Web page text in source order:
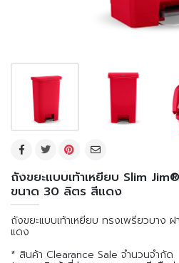
ถังขยะแบบเท้าเหยียบ Slim
ขนาด 30 ลิตร สีแดง
ถังขยะแบบเท้าเหยียบ ทรงเพรียวบาง
แดง
* สินค้า Clearance Sale จำนวนจำกัด